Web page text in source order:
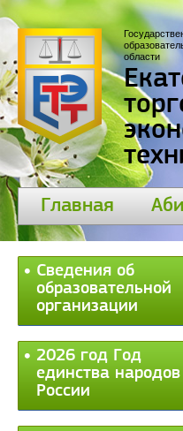
области
Главная
Сведения об
образовательной
организации
2026 год Год
единства народов
России